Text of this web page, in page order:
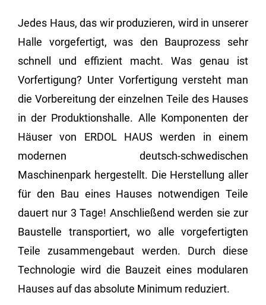
Jedes Haus, das wir produzieren, wird in unserer
Halle vorgefertigt, was den Bauprozess sehr
schnell und effizient macht. Was genau ist
Vorfertigung? Unter Vorfertigung versteht man
die Vorbereitung der einzelnen Teile des Hauses
in der Produktionshalle. Alle Komponenten der
Häuser von ERDOL HAUS werden in einem
modernen deutsch-schwedischen
Maschinenpark hergestellt. Die Herstellung aller
für den Bau eines Hauses notwendigen Teile
dauert nur 3 Tage! Anschließend werden sie zur
Baustelle transportiert, wo alle vorgefertigten
Teile zusammengebaut werden. Durch diese
Technologie wird die Bauzeit eines modularen
Hauses auf das absolute Minimum reduziert.